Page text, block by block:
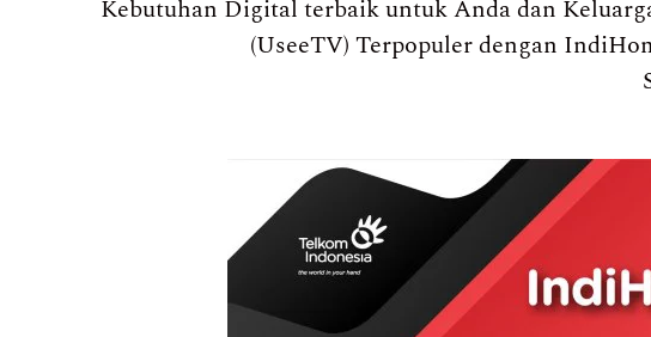
Kebutuhan Digital terbaik untuk Anda dan
(UseeTV) Terpopuler dengan